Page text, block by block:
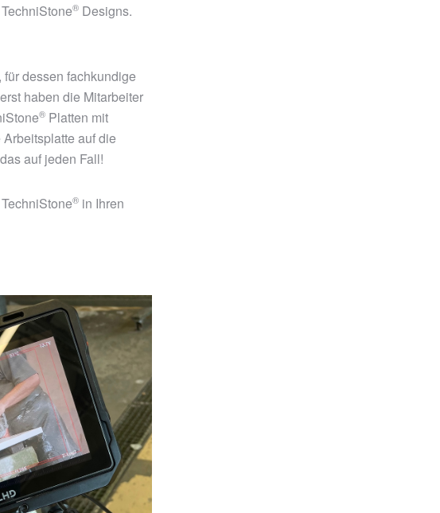
TechniStone® Designs.
dessen fachkundige
haben die Mitarbeiter
® Platten mit
auf die
auf jeden Fall!
TechniStone® in Ihren